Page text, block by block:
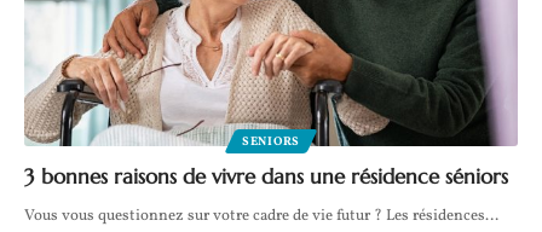
SENIORS
3 bonnes raisons de vivre dans une résidence séniors
Vous vous questionnez sur votre cadre de vie futur ? Les résidences…